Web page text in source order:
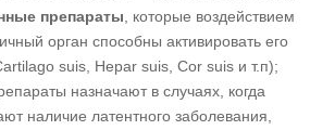
препараты , которые воздействием
орган способны активировать его
suis, Hepar suis, Cor suis и т.п);
назначают в случаях, когда
наличие латентного заболевания,